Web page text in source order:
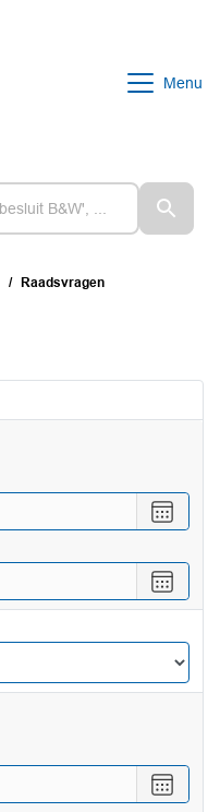
Menu
Raadsvragen
een
vanaf
een
tot
en
met
een